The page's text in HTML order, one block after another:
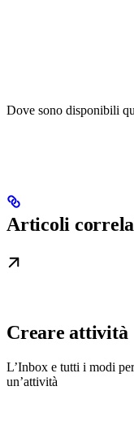
Dove sono disponibili
Articoli
Creare attività
L’Inbox e tutti i modi
un’attività